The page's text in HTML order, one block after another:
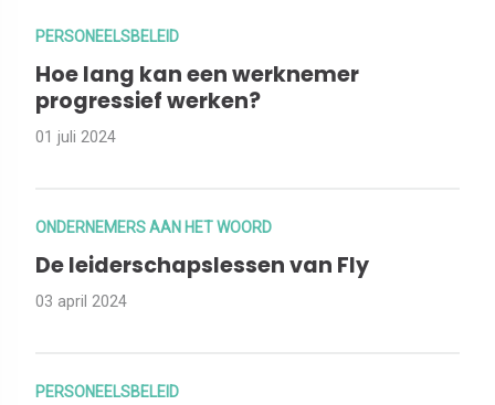
PERSONEELSBELEID
Hoe lang kan een werknemer
progressief werken?
01 juli 2024
ONDERNEMERS AAN HET WOORD
De leiderschapslessen van Fly
03 april 2024
PERSONEELSBELEID